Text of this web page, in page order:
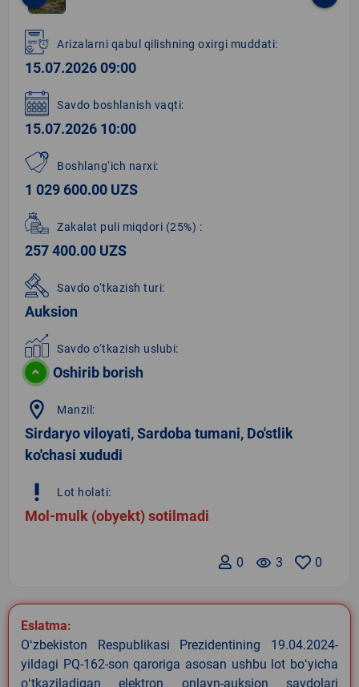
1
of
1
Arizalarni qabul qilishning oxirgi muddati:
15.07.2026 09:00
Savdo boshlanish vaqti:
15.07.2026 10:00
Boshlang‘ich narxi:
1 029 600.00 UZS
Zakalat puli miqdori (25%) :
257 400.00 UZS
Savdo o‘tkazish turi:
Auksion
Savdo o‘tkazish uslubi:
Oshirib borish
location_on Manzil:
Sirdaryo viloyati, Sardoba tumani, Do'stlik
ko'chasi xududi
priority_high Lot holati:
Mol-mulk (obyekt) sotilmadi
0
remove_red_eye 3
0
Eslatma:
Oʻzbekiston Respublikasi Prezidentining 19.04.2024-
yildagi PQ-162-son qaroriga asosan ushbu lot boʻyicha
oʻtkaziladigan elektron onlayn-auksion savdolari